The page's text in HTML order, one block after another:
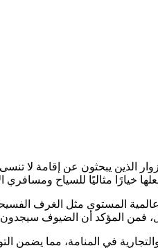
الذين يبحثون عن إقامة
خيارًا مثاليًا للسياح
المستوى مثل الغرف الفسيحة
فمن المؤكد أن الضيوف
في المنامة، مما يضمن